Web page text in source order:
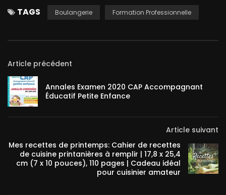
TAGS Boulangerie Formation Professionnelle
Article précédent
Annales Examen 2020 CAP Accompagnant
Éducatif Petite Enfance
Article suivant
Mes recettes de printemps: Cahier de recettes
de cuisine printanières à remplir | 17,8 x 25,4
cm (7 x 10 pouces), 110 pages | Cadeau idéal
pour cuisinier amateur